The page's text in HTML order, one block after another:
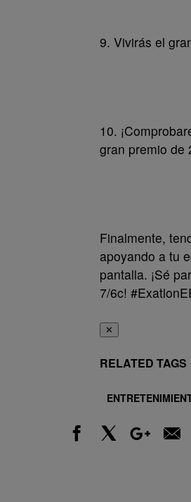
9. Vivirás el
10.
gran premio de
Finalmente,
apoyando a tu
pantalla. ¡Sé
7/6c!
✕
RELATED TAGS